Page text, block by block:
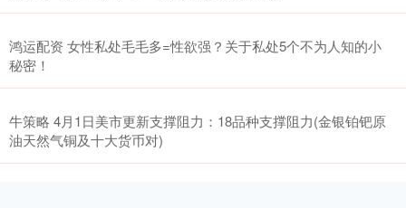
鸿运配资 女性私处毛毛多=性欲强？关于私处5个不为人知的小
秘密！
牛策略 4月1日美市更新支撑阻力：18品种支撑阻力(金银铂钯原
油天然气铜及十大货币对)